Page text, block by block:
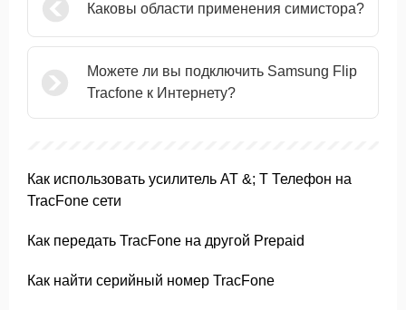
Каковы области применения симистора?
Можете ли вы подключить Samsung Flip
Tracfone к Интернету?
Как использовать усилитель AT &; T Телефон на
TracFone сети
Как передать TracFone на другой Prepaid
Как найти серийный номер TracFone